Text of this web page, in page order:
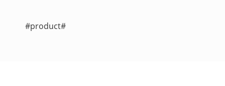
#product#